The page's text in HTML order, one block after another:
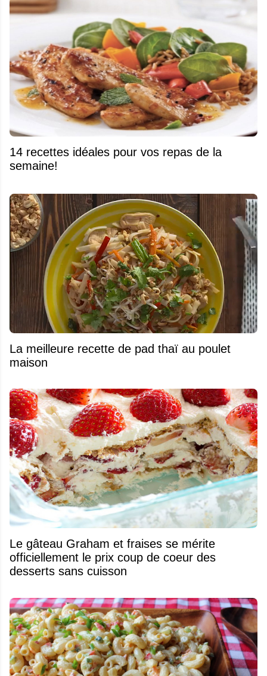
14 recettes idéales pour vos repas de la
semaine!
La meilleure recette de pad thaï au poulet
maison
Le gâteau Graham et fraises se mérite
officiellement le prix coup de coeur des
desserts sans cuisson